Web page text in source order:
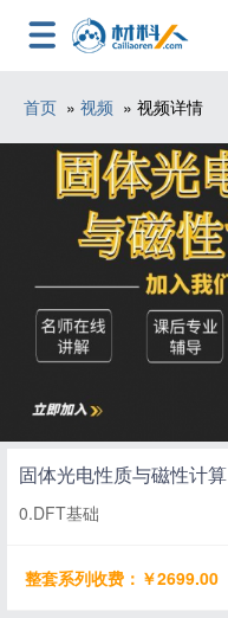
首页 » 视频 » 视频详情
固体光电性质与磁性计算
0.DFT基础
整套系列收费：￥2699.00